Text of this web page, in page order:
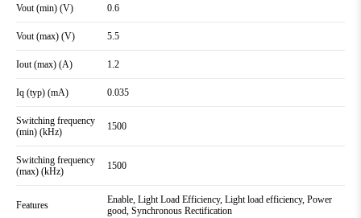
Vout (min) (V) 0.6
Vout (max) (V) 5.5
Iout (max) (A) 1.2
Iq (typ) (mA) 0.035
Switching frequency
(min) (kHz)
1500
Switching frequency
(max) (kHz)
1500
Features
Enable, Light Load Efficiency, Light load efficiency, Power
good, Synchronous Rectification